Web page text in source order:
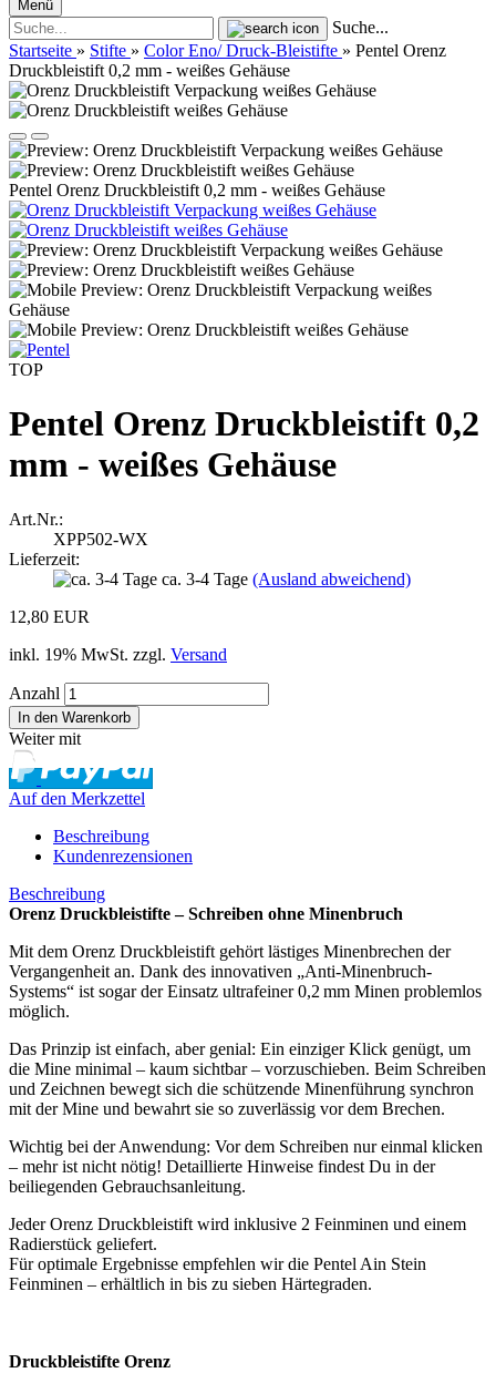
Menü
Suche...
Startseite » Stifte » Color Eno/ Druck-Bleistifte » Pentel Orenz
Druckbleistift 0,2 mm - weißes Gehäuse
Pentel Orenz Druckbleistift 0,2 mm - weißes Gehäuse
TOP
Pentel Orenz Druckbleistift 0,2
mm - weißes Gehäuse
Art.Nr.:
XPP502-WX
Lieferzeit:
ca. 3-4 Tage (Ausland abweichend)
12,80 EUR
inkl. 19% MwSt. zzgl. Versand
Anzahl
Weiter mit
Auf den Merkzettel
Beschreibung
Kundenrezensionen
Beschreibung
Orenz Druckbleistifte – Schreiben ohne Minenbruch
Mit dem Orenz Druckbleistift gehört lästiges Minenbrechen der
Vergangenheit an. Dank des innovativen „Anti-Minenbruch-
Systems“ ist sogar der Einsatz ultrafeiner 0,2 mm Minen problemlos
möglich.
Das Prinzip ist einfach, aber genial: Ein einziger Klick genügt, um
die Mine minimal – kaum sichtbar – vorzuschieben. Beim Schreiben
und Zeichnen bewegt sich die schützende Minenführung synchron
mit der Mine und bewahrt sie so zuverlässig vor dem Brechen.
Wichtig bei der Anwendung: Vor dem Schreiben nur einmal klicken
– mehr ist nicht nötig! Detaillierte Hinweise findest Du in der
beiliegenden Gebrauchsanleitung.
Jeder Orenz Druckbleistift wird inklusive 2 Feinminen und einem
Radierstück geliefert.
Für optimale Ergebnisse empfehlen wir die Pentel Ain Stein
Feinminen – erhältlich in bis zu sieben Härtegraden.
Druckbleistifte Orenz